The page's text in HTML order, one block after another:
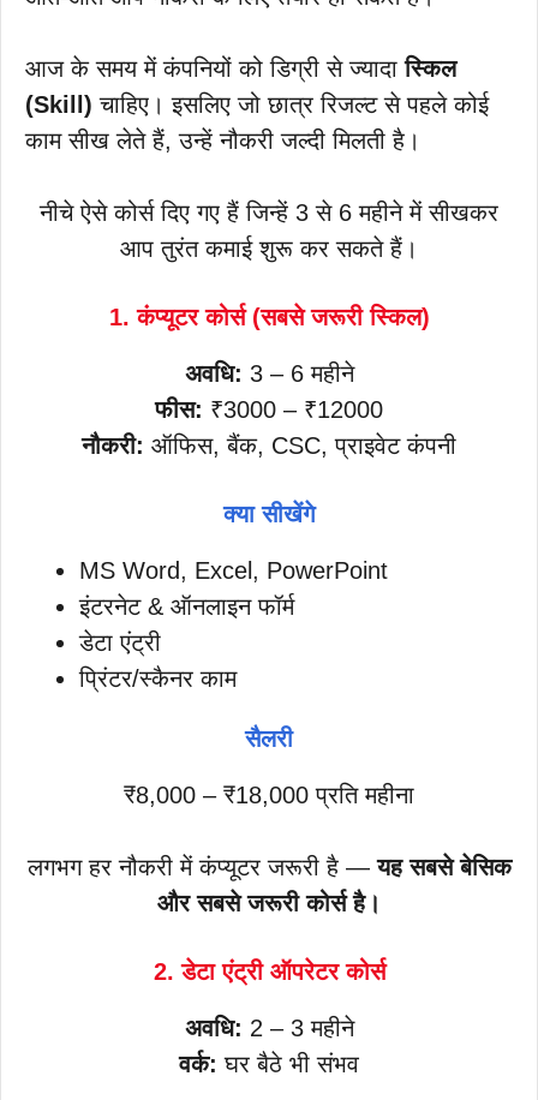
आज के समय में कंपनियों को डिग्री से ज्यादास्किल
(Skill) चाहिए। इसलिए जो छात्र रिजल्ट से पहले कोई
काम सीख लेते हैं, उन्हें नौकरी जल्दी मिलती है।
नीचे ऐसे कोर्स दिए गए हैं जिन्हें 3 से 6 महीने में सीखकर
आप तुरंत कमाई शुरू कर सकते हैं।
1. कंप्यूटर कोर्स (सबसे जरूरी स्किल)
अवधि: 3 – 6 महीने
फीस: ₹3000 – ₹12000
नौकरी: ऑफिस, बैंक, CSC, प्राइवेट कंपनी
क्या सीखेंगे
MS Word, Excel, PowerPoint
इंटरनेट & ऑनलाइन फॉर्म
डेटा एंट्री
प्रिंटर/स्कैनर काम
सैलरी
₹8,000 – ₹18,000 प्रति महीना
लगभग हर नौकरी में कंप्यूटर जरूरी है —यह सबसे बेसिक
और सबसे जरूरी कोर्स है।
2. डेटा एंट्री ऑपरेटर कोर्स
अवधि: 2 – 3 महीने
वर्क: घर बैठे भी संभव